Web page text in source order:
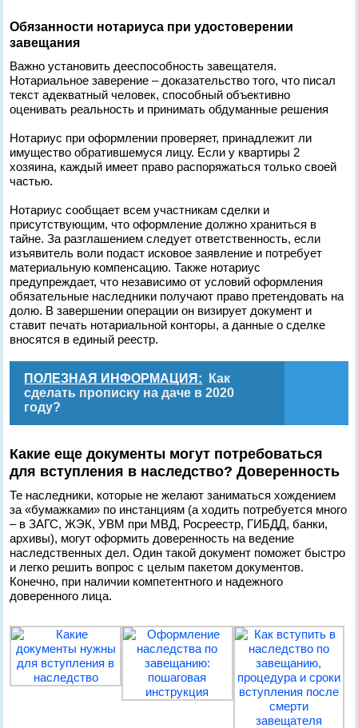
Обязанности нотариуса при удостоверении
завещания
Важно установить дееспособность завещателя.
Нотариальное заверение – доказательство того, что писал
текст адекватный человек, способный объективно
оценивать реальность и принимать обдуманные решения
Нотариус при оформлении проверяет, принадлежит ли
имущество обратившемуся лицу. Если у квартиры 2
хозяина, каждый имеет право распоряжаться только своей
частью.
Нотариус сообщает всем участникам сделки и
присутствующим, что оформление должно храниться в
тайне. За разглашением следует ответственность, если
изъявитель воли подаст исковое заявление и потребует
материальную компенсацию. Также нотариус
предупреждает, что независимо от условий оформления
обязательные наследники получают право претендовать на
долю. В завершении операции он визирует документ и
ставит печать нотариальной конторы, а данные о сделке
вносятся в единый реестр.
ПОЛЕЗНАЯ ИНФОРМАЦИЯ:
Как
сделать прописку на даче в 2020
году?
Какие еще документы могут потребоваться
для вступления в наследство? Доверенность
Те наследники, которые не желают заниматься хождением
за «бумажками» по инстанциям (а ходить потребуется много
– в ЗАГС, ЖЭК, УВМ при МВД, Росреестр, ГИБДД, банки,
архивы), могут оформить доверенность на ведение
наследственных дел. Один такой документ поможет быстро
и легко решить вопрос с целым пакетом документов.
Конечно, при наличии компетентного и надежного
доверенного лица.